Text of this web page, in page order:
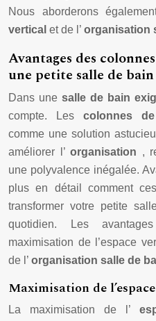
Nous aborderons
vertical et de l’ organisation
Avantages des
une petite salle de bain
Dans une salle de bain
compte. Les colonnes
comme une solution
améliorer l’organisation ,
une polyvalence inégalée.
plus en détail comment
transformer votre petite
quotidien. Les
maximisation de l’espace
de l’ organisation salle de
Maximisation de
La maximisation de l’